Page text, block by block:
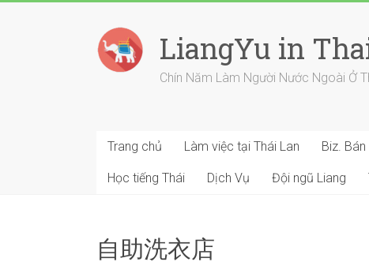
LiangYu in
Chín Năm Làm Người Nước Ngoài Ở
Trang chủ Làm việc tại Thái Lan Biz.
Học tiếng Thái Dịch Vụ Đội ngũ Liang
自助洗衣店